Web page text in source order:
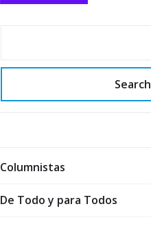
Search
Columnistas
De Todo y para Todos